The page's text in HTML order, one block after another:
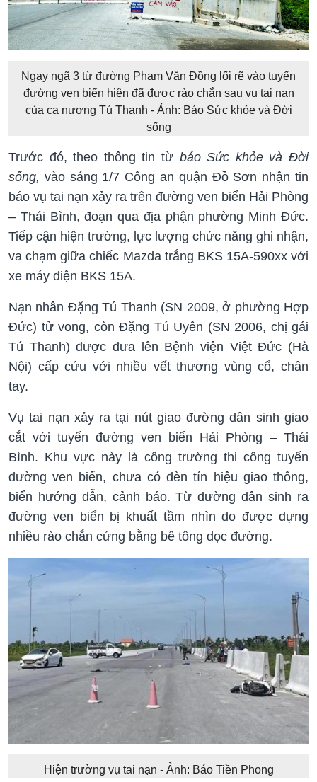
Ngay ngã 3 từ đường Phạm Văn Đồng lối rẽ vào tuyến
đường ven biển hiện đã được rào chắn sau vụ tai nạn
của ca nương Tú Thanh - Ảnh: Báo Sức khỏe và Đời
sống
Trước đó, theo thông tin từ báo Sức khỏe và Đời
sống, vào sáng 1/7 Công an quận Đồ Sơn nhận tin
báo vụ tai nạn xảy ra trên đường ven biển Hải Phòng
– Thái Bình, đoạn qua địa phận phường Minh Đức.
Tiếp cận hiện trường, lực lượng chức năng ghi nhận,
va chạm giữa chiếc Mazda trắng BKS 15A-590xx với
xe máy điện BKS 15A.
Nạn nhân Đặng Tú Thanh (SN 2009, ở phường Hợp
Đức) tử vong, còn Đặng Tú Uyên (SN 2006, chị gái
Tú Thanh) được đưa lên Bệnh viện Việt Đức (Hà
Nội) cấp cứu với nhiều vết thương vùng cổ, chân
tay.
Vụ tai nạn xảy ra tại nút giao đường dân sinh giao
cắt với tuyến đường ven biển Hải Phòng – Thái
Bình. Khu vực này là công trường thi công tuyến
đường ven biển, chưa có đèn tín hiệu giao thông,
biển hướng dẫn, cảnh báo. Từ đường dân sinh ra
đường ven biển bị khuất tầm nhìn do được dựng
nhiều rào chắn cứng bằng bê tông dọc đường.
Hiện trường vụ tai nạn - Ảnh: Báo Tiền Phong